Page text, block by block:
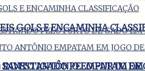
PELO FURTO
GOLS E ENCAMINHA
ANTÔNIO EMPATAM